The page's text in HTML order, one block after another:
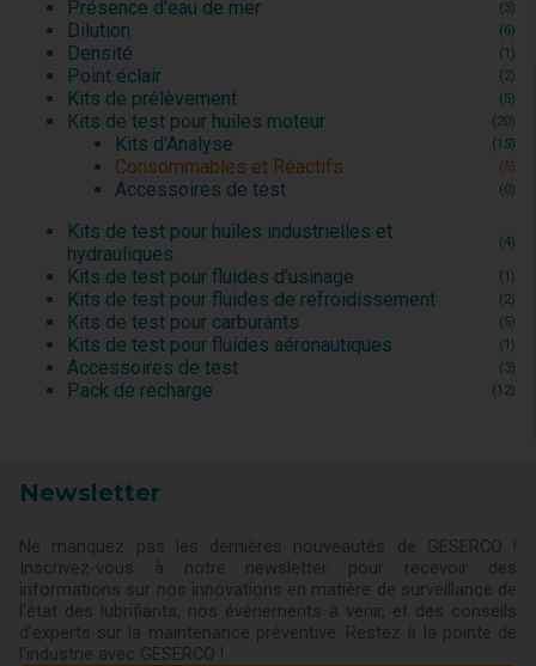
Présence d'eau de mer (3)
Dilution (6)
Densité (1)
Point éclair (2)
Kits de prélèvement (5)
Kits de test pour huiles moteur (20)
Kits d'Analyse (15)
Consommables et Réactifs (5)
Accessoires de test (0)
Kits de test pour huiles industrielles et
hydrauliques
(4)
Kits de test pour fluides d’usinage (1)
Kits de test pour fluides de refroidissement (2)
Kits de test pour carburants (5)
Kits de test pour fluides aéronautiques (1)
Accessoires de test (3)
Pack de recharge (12)
Newsletter
Ne manquez pas les dernières nouveautés de GESERCO !
Inscrivez-vous à notre newsletter pour recevoir des
informations sur nos innovations en matière de surveillance de
l'état des lubrifiants, nos événements à venir, et des conseils
d'experts sur la maintenance préventive. Restez à la pointe de
l'industrie avec GESERCO !